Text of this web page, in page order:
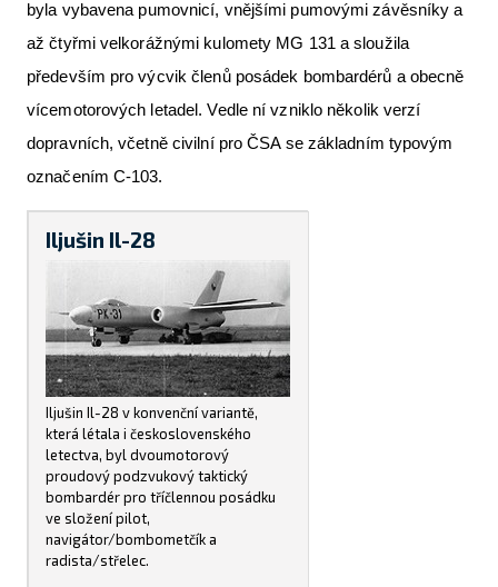
byla vybavena pumovnicí, vnějšími pumovými závěsníky a
až čtyřmi velkorážnými kulomety MG 131 a sloužila
především pro výcvik členů posádek bombardérů a obecně
vícemotorových letadel. Vedle ní vzniklo několik verzí
dopravních, včetně civilní pro ČSA se základním typovým
označením C-103.
Iljušin Il-28
Iljušin Il-28 v konvenční variantě,
která létala i československého
letectva, byl dvoumotorový
proudový podzvukový taktický
bombardér pro tříčlennou posádku
ve složení pilot,
navigátor/bombometčík a
radista/střelec.